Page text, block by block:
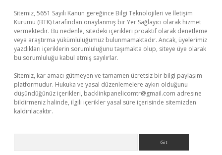
Sitemiz, 5651 Sayılı Kanun gereğince Bilgi Teknolojileri ve İletişim
Kurumu (BTK) tarafından onaylanmış bir Yer Sağlayıcı olarak hizmet
vermektedir. Bu nedenle, sitedeki içerikleri proaktif olarak denetleme
veya araştırma yükümlülüğümüz bulunmamaktadır. Ancak, üyelerimiz
yazdıkları içeriklerin sorumluluğunu taşımakta olup, siteye üye olarak
bu sorumluluğu kabul etmiş sayılırlar.
Sitemiz, kar amacı gütmeyen ve tamamen ücretsiz bir bilgi paylaşım
platformudur. Hukuka ve yasal düzenlemelere aykırı olduğunu
düşündüğünüz içerikleri, backlinkpanelicomtr@gmail.com adresine
bildirmeniz halinde, ilgili içerikler yasal süre içerisinde sitemizden
kaldırılacaktır.